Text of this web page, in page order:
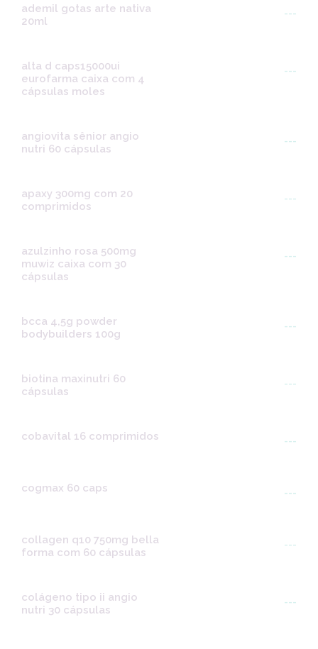
ademil gotas arte nativa
20ml
---
alta d caps15000ui
eurofarma caixa com 4
cápsulas moles
---
angiovita sênior angio
nutri 60 cápsulas
---
apaxy 300mg com 20
comprimidos
---
azulzinho rosa 500mg
muwiz caixa com 30
cápsulas
---
bcca 4,5g powder
bodybuilders 100g
---
biotina maxinutri 60
cápsulas
---
cobavital 16 comprimidos ---
cogmax 60 caps ---
collagen q10 750mg bella
forma com 60 cápsulas
---
colágeno tipo ii angio
nutri 30 cápsulas
---